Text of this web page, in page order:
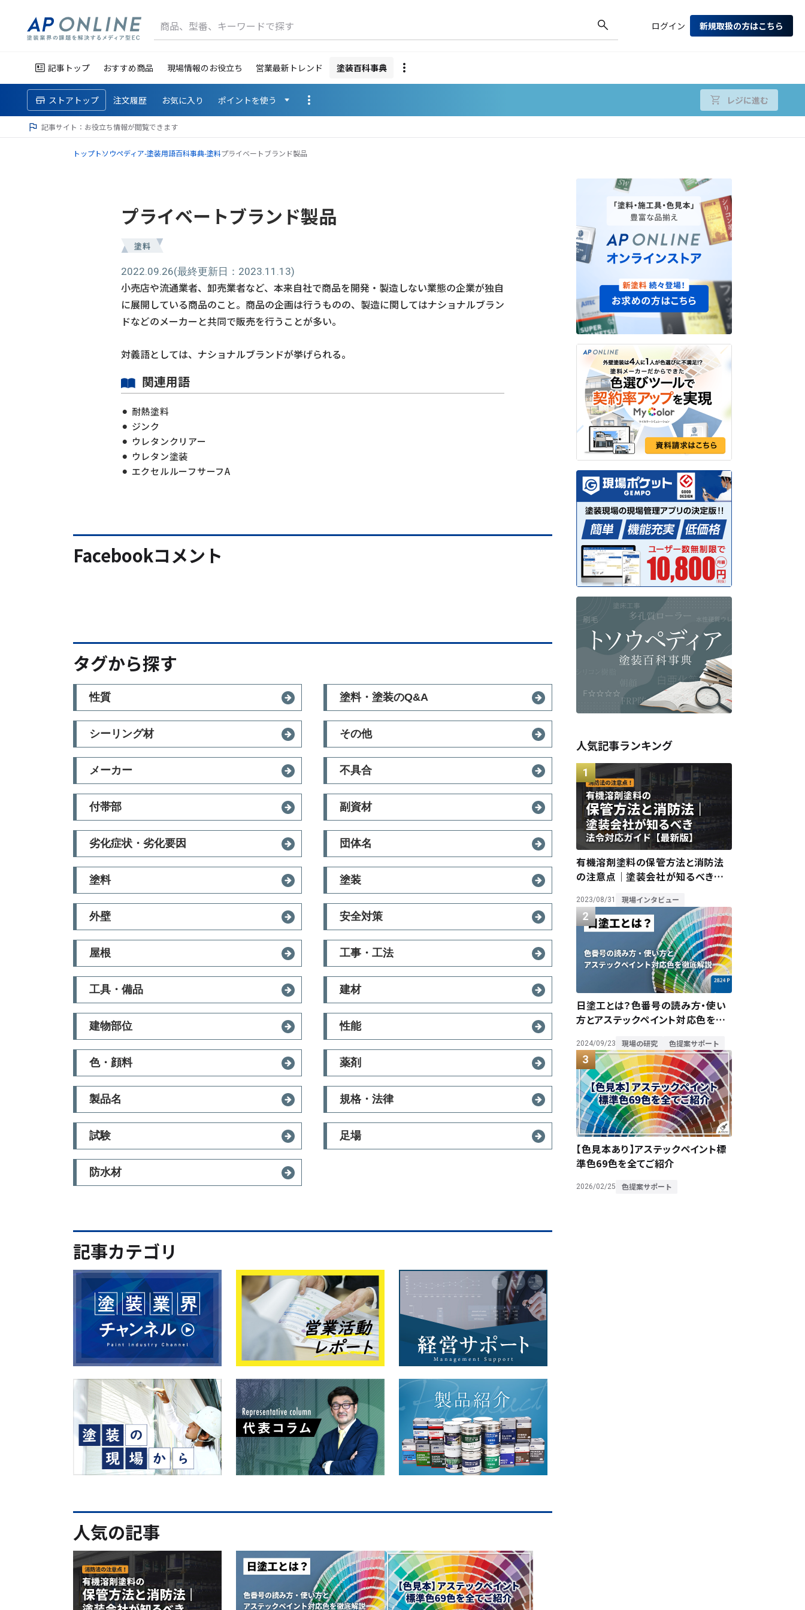
商品、型番、キーワードで探す ログイン 新規取扱の方はこちら
記事トップ おすすめ商品 現場情報のお役立ち 営業最新トレンド 塗装百科事典
ストアトップ 注文履歴 お気に入り ポイントを使う レジに進む
記事サイト：お役立ち情報が閲覧できます
トップトソウペディア-塗装用語百科事典-塗料プライベートブランド製品
プライベートブランド製品
塗料
2022.09.26(最終更新日：2023.11.13)
小売店や流通業者、卸売業者など、本来自社で商品を開発・製造しない業態の企業が独自
に展開している商品のこと。商品の企画は行うものの、製造に関してはナショナルブラン
ドなどのメーカーと共同で販売を行うことが多い。
対義語としては、ナショナルブランドが挙げられる。
関連用語
耐熱塗料
ジンク
ウレタンクリアー
ウレタン塗装
エクセルルーフサーフA
Facebookコメント
タグから探す
性質 塗料・塗装のQ&A
シーリング材 その他
メーカー 不具合
付帯部 副資材
劣化症状・劣化要因 団体名
塗料 塗装
外壁 安全対策
屋根 工事・工法
工具・備品 建材
建物部位 性能
色・顔料 薬剤
製品名 規格・法律
試験 足場
防水材
記事カテゴリ
人気の記事
人気記事ランキング
有機溶剤塗料の保管方法と消防法
の注意点｜塗装会社が知るべき法
2023/08/31 現場インタビュー
日塗工とは？色番号の読み方・使い
方とアステックペイント対応色を徹
2024/09/23 現場の研究 色提案サポート
【色見本あり】アステックペイント標
準色69色を全てご紹介
2026/02/25 色提案サポート